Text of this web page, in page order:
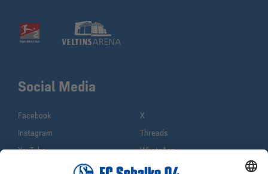
Social Media
Facebook
X
Instagram
Threads
YouTube
WhatsApp
Sina Weibo